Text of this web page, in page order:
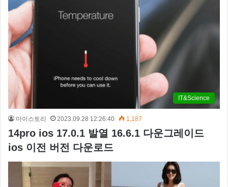
IT&Science
마이스토리 2023.09.28 12:26:40 1,187
14pro ios 17.0.1 발열 16.6.1 다운그레이드
ios 이전 버전 다운로드